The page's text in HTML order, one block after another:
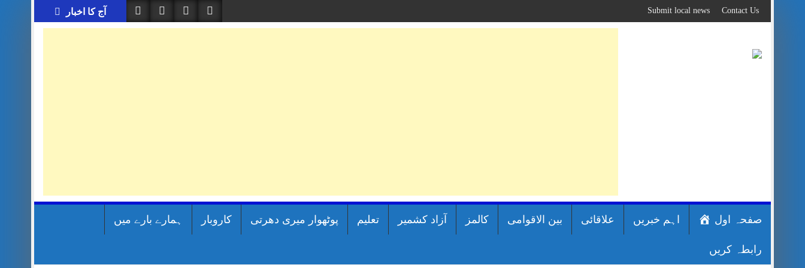
to
content
آج کا اخبار Contact Us
Submit local news
صفحہ اول اہم خبریں علاقائی بین الاقوامی کالمز آزاد کشمیر تعلیم پوٹھوار میری دھرتی کاروبار ہمارے بارے میں
رابطہ کریں